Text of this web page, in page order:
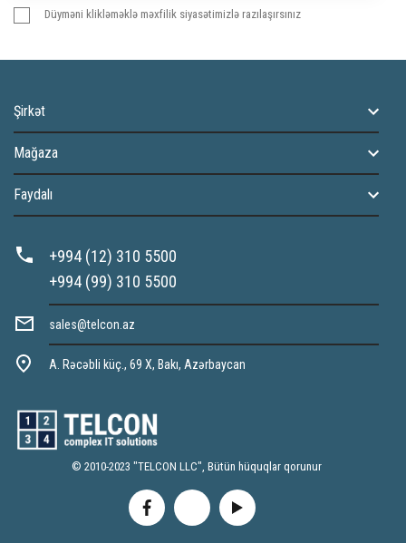
Düyməni klikləməklə məxfilik siyasətimizlə razılaşırsınız
Şirkət
Mağaza
Faydalı
+994 (12) 310 5500
+994 (99) 310 5500
sales@telcon.az
A. Rəcəbli küç., 69 X, Bakı, Azərbaycan
© 2010-2023 "TELCON LLC", Bütün hüquqlar qorunur